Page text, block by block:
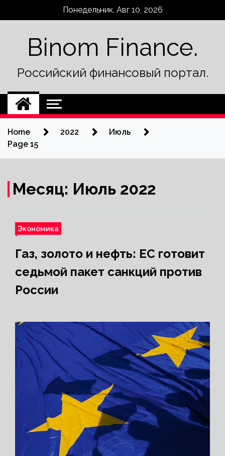
Понедельник, Авг 10, 2026
Binom Finance.
Российский финансовый портал.
Home 2022
Июль
Page 15
Месяц: Июль 2022
Экономика
Газ, золото и нефть: ЕС готовит
седьмой пакет санкций против
России